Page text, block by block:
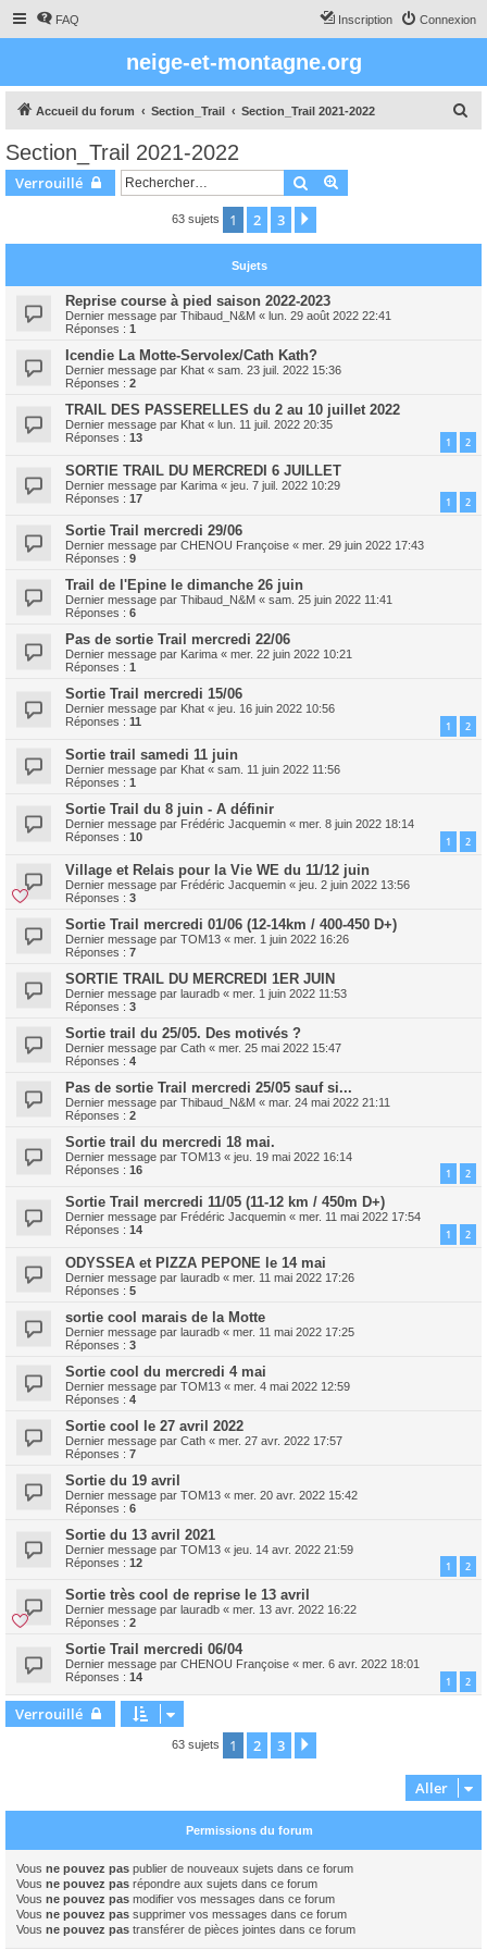
FAQ Connexion
Inscription
neige-et-montagne.org
Accueil du forum Section_Trail Section_Trail 2021-2022
Section_Trail 2021-2022
Verrouillé Rechercher
63 sujets 1 2 3
Sujets
Reprise course à pied saison 2022-2023
Dernier message par Thibaud_N&M « lun. 29 août 2022 22:41
Réponses : 1
Icendie La Motte-Servolex/Cath Kath?
Dernier message par Khat « sam. 23 juil. 2022 15:36
Réponses : 2
TRAIL DES PASSERELLES du 2 au 10 juillet 2022
Dernier message par Khat « lun. 11 juil. 2022 20:35
Réponses : 13 1 2
SORTIE TRAIL DU MERCREDI 6 JUILLET
Dernier message par Karima « jeu. 7 juil. 2022 10:29
Réponses : 17 1 2
Sortie Trail mercredi 29/06
Dernier message par CHENOU Françoise « mer. 29 juin 2022 17:43
Réponses : 9
Trail de l'Epine le dimanche 26 juin
Dernier message par Thibaud_N&M « sam. 25 juin 2022 11:41
Réponses : 6
Pas de sortie Trail mercredi 22/06
Dernier message par Karima « mer. 22 juin 2022 10:21
Réponses : 1
Sortie Trail mercredi 15/06
Dernier message par Khat « jeu. 16 juin 2022 10:56
Réponses : 11 1 2
Sortie trail samedi 11 juin
Dernier message par Khat « sam. 11 juin 2022 11:56
Réponses : 1
Sortie Trail du 8 juin - A définir
Dernier message par Frédéric Jacquemin « mer. 8 juin 2022 18:14
Réponses : 10 1 2
Village et Relais pour la Vie WE du 11/12 juin
Dernier message par Frédéric Jacquemin « jeu. 2 juin 2022 13:56
Réponses : 3
Sortie Trail mercredi 01/06 (12-14km / 400-450 D+)
Dernier message par TOM13 « mer. 1 juin 2022 16:26
Réponses : 7
SORTIE TRAIL DU MERCREDI 1ER JUIN
Dernier message par lauradb « mer. 1 juin 2022 11:53
Réponses : 3
Sortie trail du 25/05. Des motivés ?
Dernier message par Cath « mer. 25 mai 2022 15:47
Réponses : 4
Pas de sortie Trail mercredi 25/05 sauf si...
Dernier message par Thibaud_N&M « mar. 24 mai 2022 21:11
Réponses : 2
Sortie trail du mercredi 18 mai.
Dernier message par TOM13 « jeu. 19 mai 2022 16:14
Réponses : 16 1 2
Sortie Trail mercredi 11/05 (11-12 km / 450m D+)
Dernier message par Frédéric Jacquemin « mer. 11 mai 2022 17:54
Réponses : 14 1 2
ODYSSEA et PIZZA PEPONE le 14 mai
Dernier message par lauradb « mer. 11 mai 2022 17:26
Réponses : 5
sortie cool marais de la Motte
Dernier message par lauradb « mer. 11 mai 2022 17:25
Réponses : 3
Sortie cool du mercredi 4 mai
Dernier message par TOM13 « mer. 4 mai 2022 12:59
Réponses : 4
Sortie cool le 27 avril 2022
Dernier message par Cath « mer. 27 avr. 2022 17:57
Réponses : 7
Sortie du 19 avril
Dernier message par TOM13 « mer. 20 avr. 2022 15:42
Réponses : 6
Sortie du 13 avril 2021
Dernier message par TOM13 « jeu. 14 avr. 2022 21:59
Réponses : 12 1 2
Sortie très cool de reprise le 13 avril
Dernier message par lauradb « mer. 13 avr. 2022 16:22
Réponses : 2
Sortie Trail mercredi 06/04
Dernier message par CHENOU Françoise « mer. 6 avr. 2022 18:01
Réponses : 14 1 2
Verrouillé
63 sujets 1 2 3
Aller
Permissions du forum
Vous ne pouvez pas publier de nouveaux sujets dans ce forum
Vous ne pouvez pas répondre aux sujets dans ce forum
Vous ne pouvez pas modifier vos messages dans ce forum
Vous ne pouvez pas supprimer vos messages dans ce forum
Vous ne pouvez pas transférer de pièces jointes dans ce forum